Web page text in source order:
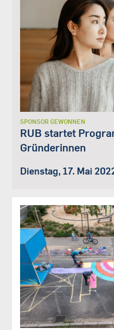
SPONSOR GEWONNEN
RUB startet
Gründerinnen
Dienstag, 17. Mai